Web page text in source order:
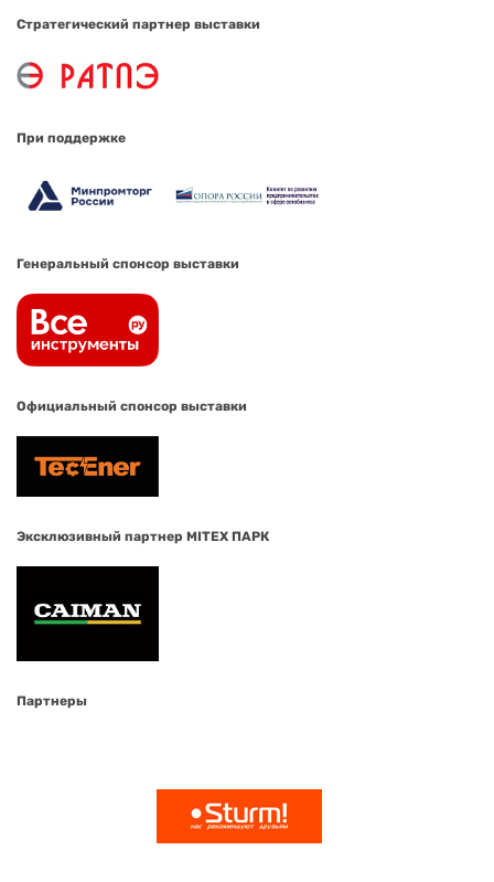
Стратегический партнер выставки
При поддержке
Генеральный спонсор выставки
Официальный спонсор выставки
Эксклюзивный партнер MITEX ПАРК
Партнеры